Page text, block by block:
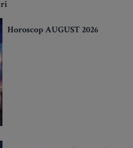
Horoscop AUGUST 2026